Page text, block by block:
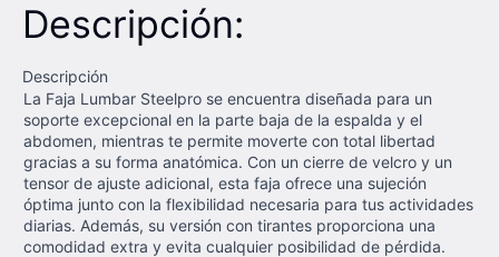
Descripción:
Descripción
La Faja Lumbar Steelpro se encuentra diseñada para un
soporte excepcional en la parte baja de la espalda y el
abdomen, mientras te permite moverte con total libertad
gracias a su forma anatómica. Con un cierre de velcro y un
tensor de ajuste adicional, esta faja ofrece una sujeción
óptima junto con la flexibilidad necesaria para tus actividades
diarias. Además, su versión con tirantes proporciona una
comodidad extra y evita cualquier posibilidad de pérdida.